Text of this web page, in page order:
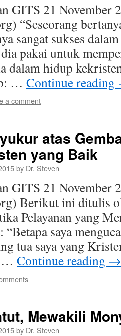
GITS 21 November
“Seseorang
sangat sukses
pakai untuk
dalam hidup
… Continue reading
a comment
atas
yang Baik
by Dr. Steven
GITS 21 November
Berikut ini ditulis
Pelayanan yang
“Betapa saya
tua saya yang
… Continue reading →
Mewakili
by Dr. Steven